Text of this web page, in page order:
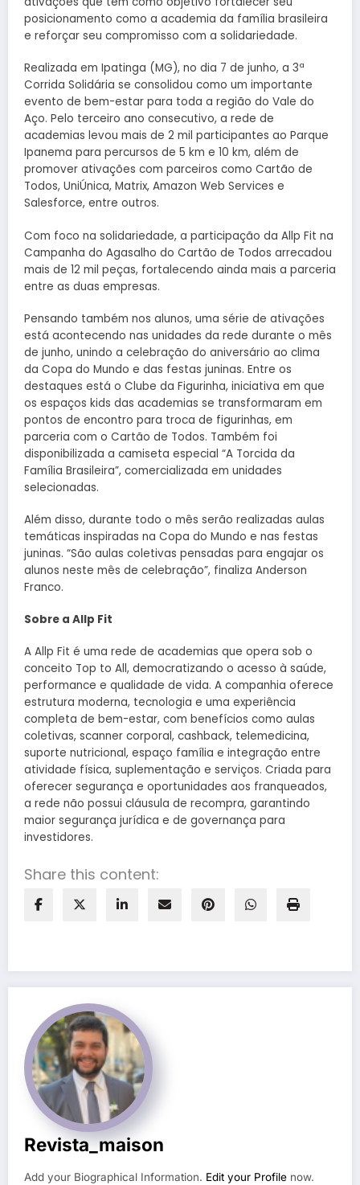
posicionamento como a academia da família brasileira
e reforçar seu compromisso com a solidariedade.
Realizada em Ipatinga (MG), no dia 7 de junho, a 3ª
Corrida Solidária se consolidou como um importante
evento de bem-estar para toda a região do Vale do
Aço. Pelo terceiro ano consecutivo, a rede de
academias levou mais de 2 mil participantes ao Parque
Ipanema para percursos de 5 km e 10 km, além de
promover ativações com parceiros como Cartão de
Todos, UniÚnica, Matrix, Amazon Web Services e
Salesforce, entre outros.
Com foco na solidariedade, a participação da Allp Fit na
Campanha do Agasalho do Cartão de Todos arrecadou
mais de 12 mil peças, fortalecendo ainda mais a parceria
entre as duas empresas.
Pensando também nos alunos, uma série de ativações
está acontecendo nas unidades da rede durante o mês
de junho, unindo a celebração do aniversário ao clima
da Copa do Mundo e das festas juninas. Entre os
destaques está o Clube da Figurinha, iniciativa em que
os espaços kids das academias se transformaram em
pontos de encontro para troca de figurinhas, em
parceria com o Cartão de Todos. Também foi
disponibilizada a camiseta especial “A Torcida da
Família Brasileira”, comercializada em unidades
selecionadas.
Além disso, durante todo o mês serão realizadas aulas
temáticas inspiradas na Copa do Mundo e nas festas
juninas. “São aulas coletivas pensadas para engajar os
alunos neste mês de celebração”, finaliza Anderson
Franco.
Sobre a Allp Fit
A Allp Fit é uma rede de academias que opera sob o
conceito Top to All, democratizando o acesso à saúde,
performance e qualidade de vida. A companhia oferece
estrutura moderna, tecnologia e uma experiência
completa de bem-estar, com benefícios como aulas
coletivas, scanner corporal, cashback, telemedicina,
suporte nutricional, espaço família e integração entre
atividade física, suplementação e serviços. Criada para
oferecer segurança e oportunidades aos franqueados,
a rede não possui cláusula de recompra, garantindo
maior segurança jurídica e de governança para
investidores.
Share this content:
Revista_maison
Add your Biographical Information. Edit your Profile now.